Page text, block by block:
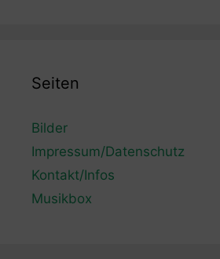
Seiten
Bilder
Impressum/Datenschutz
Kontakt/Infos
Musikbox